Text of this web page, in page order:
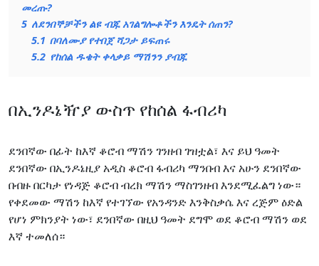
መረጡ?
5 ለደንበኞቻችን ልዩ ብጁ አገልግሎቶችን እንዴት ሰጠን?
5.1 በባለሙያ የተበጀ ሻጋታ ይፍጠሩ
5.2 የከሰል ዱቄት ቀላቃይ ማሽንን ያብጁ
በኢንዶኔዥያ ውስጥ የከሰል ፋብሪካ
ደንበኛው በፊት ከእኛ ቆሮብ ማሽን ገንዘብ ገዝቷል፣ እና ይህ ዓመት
ደንበኛው በኢንዶኔዚያ አዲስ ቆሮብ ፋብሪካ ማንበብ እና አሁን ደንበኛው
በብዙ በርካታ የነዳጅ ቆሮብ ብረክ ማሽን ማስገንዘብ እንደሚፈልግ ነው።
የቀደመው ማሽን ከእኛ የተገኘው የአንዳንድ እንቅስቃሴ እና ረጅም ዕድል
የሆነ ምክንያት ነው፣ ደንበኛው በዚህ ዓመት ደግሞ ወደ ቆሮብ ማሽን ወደ
እኛ ተመለሰ።